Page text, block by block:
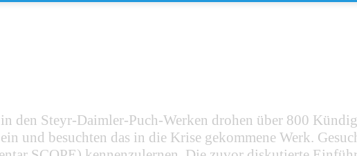
den Steyr-Daimler-Puch-Werken drohen über 800
und besuchten das in die Krise gekommene Werk.